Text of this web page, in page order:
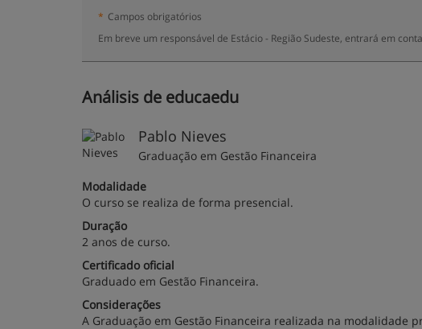
* Campos obrigatórios
Em breve um responsável de Estácio - Região Sudeste, entrará em
Análisis de educaedu
Pablo Nieves
Graduação em Gestão Financeira
Modalidade
O curso se realiza de forma presencial.
Duração
2 anos de curso.
Certificado oficial
Graduado em Gestão Financeira.
Considerações
A Graduação em Gestão Financeira realizada na modalidade